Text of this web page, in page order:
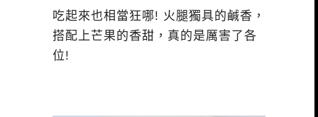
吃起來也相當狂哪! 火腿獨具的鹹香，
搭配上芒果的香甜，真的是厲害了各
位!